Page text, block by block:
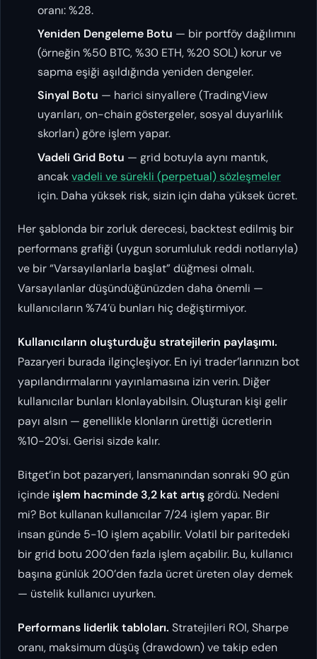
oranı: %28.
Yeniden Dengeleme Botu — bir portföy dağılımını
(örneğin %50 BTC, %30 ETH, %20 SOL) korur ve
sapma eşiği aşıldığında yeniden dengeler.
Sinyal Botu — harici sinyallere (TradingView
uyarıları, on-chain göstergeler, sosyal duyarlılık
skorları) göre işlem yapar.
Vadeli Grid Botu — grid botuyla aynı mantık,
ancakvadeli ve sürekli (perpetual) sözleşmeler
için. Daha yüksek risk, sizin için daha yüksek ücret.
Her şablonda bir zorluk derecesi, backtest edilmiş bir
performans grafiği (uygun sorumluluk reddi notlarıyla)
ve bir “Varsayılanlarla başlat” düğmesi olmalı.
Varsayılanlar düşündüğünüzden daha önemli —
kullanıcıların %74’ü bunları hiç değiştirmiyor.
Kullanıcıların oluşturduğu stratejilerin paylaşımı.
Pazaryeri burada ilginçleşiyor. En iyi trader’larınızın bot
yapılandırmalarını yayınlamasına izin verin. Diğer
kullanıcılar bunları klonlayabilsin. Oluşturan kişi gelir
payı alsın — genellikle klonların ürettiği ücretlerin
%10-20’si. Gerisi sizde kalır.
Bitget’in bot pazaryeri, lansmanından sonraki 90 gün
içinde işlem hacminde 3,2 kat artışgördü. Nedeni
mi? Bot kullanan kullanıcılar 7/24 işlem yapar. Bir
insan günde 5-10 işlem açabilir. Volatil bir paritedeki
bir grid botu 200’den fazla işlem açabilir. Bu, kullanıcı
başına günlük 200’den fazla ücret üreten olay demek
— üstelik kullanıcı uyurken.
Performans liderlik tabloları. Stratejileri ROI, Sharpe
oranı, maksimum düşüş (drawdown) ve takip eden